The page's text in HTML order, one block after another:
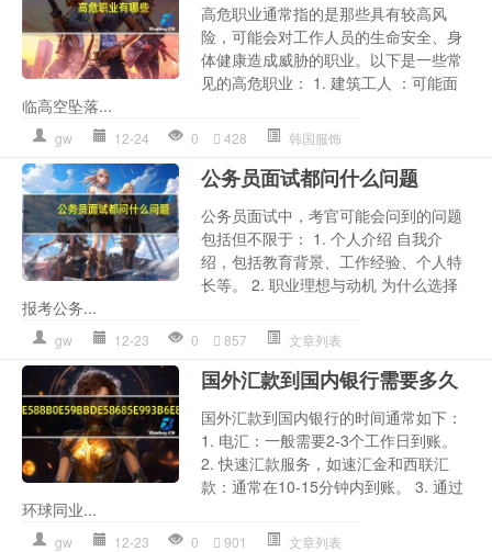
高危职业通常指的是那些具有较高风
险，可能会对工作人员的生命安全、身
体健康造成威胁的职业。以下是一些常
见的高危职业： 1. 建筑工人 ：可能面
临高空坠落...
gw 12-24 0 428 韩国服饰
公务员面试都问什么问题
公务员面试中，考官可能会问到的问题
包括但不限于： 1. 个人介绍 自我介
绍，包括教育背景、工作经验、个人特
长等。 2. 职业理想与动机 为什么选择
报考公务...
gw 12-23 0 857 文章列表
国外汇款到国内银行需要多久
国外汇款到国内银行的时间通常如下：
1. 电汇：一般需要2-3个工作日到账。
2. 快速汇款服务，如速汇金和西联汇
款：通常在10-15分钟内到账。 3. 通过
环球同业...
gw 12-23 0 901 文章列表